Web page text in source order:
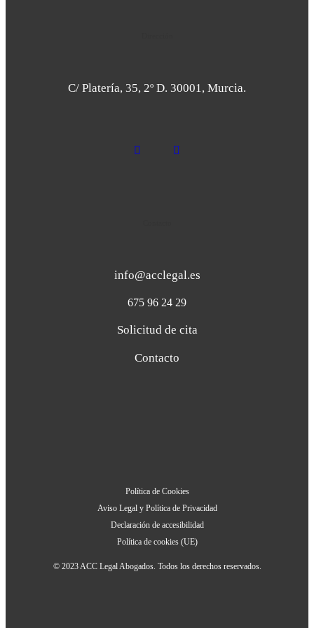
C/ Platería, 35, 2º D. 30001, Murcia.
info@acclegal.es
675 96 24 29
Solicitud de cita
Contacto
Política de Cookies
Aviso Legal y Política de Privacidad
Declaración de accesibilidad
Política de cookies (UE)
© 2023 ACC Legal Abogados. Todos los derechos reservados.